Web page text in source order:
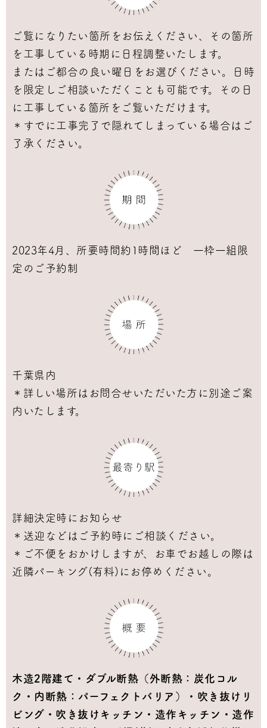
ご覧になりたい箇所をお伝えください、その箇所
を工事している時期に日程調整いたします。
またはご都合の良い曜日をお選びください。日時
を限定しご相談いただくことも可能です。その日
に工事している箇所をご覧いただけます。
＊すでに工事完了で隠れてしまっている場合はご
了承ください。
2023年4月、所要時間約1時間ほど 一枠一組限
定のご予約制
千葉県内
＊詳しい場所はお問合せいただいた方に別途ご案
内いたします。
詳細決定時にお知らせ
＊送迎などはご予約時にご相談ください。
＊ご不便をおかけしますが、お車でお越しの際は
近隣パーキング(有料)にお停めください。
木造2階建て・ダブル断熱（外断熱：炭化コル
ク・内断熱：パーフェクトバリア）・吹き抜けリ
ビング・吹き抜けキッチン・造作キッチン・造作